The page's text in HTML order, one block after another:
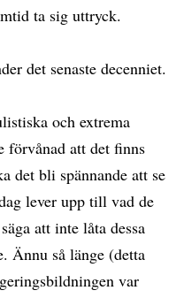
ta sig uttryck.
det senaste decenniet.
och extrema
förvånad att det finns
det bli spännande att se
lever upp till vad de
att inte låta dessa
Ännu så länge (detta
var